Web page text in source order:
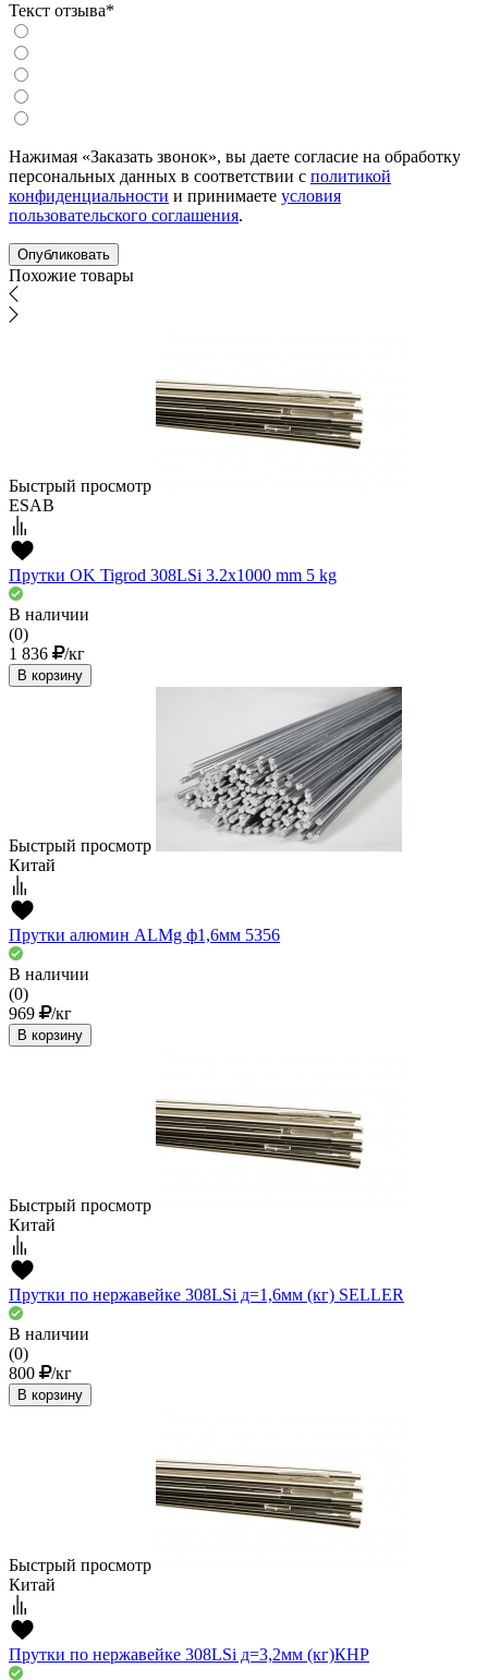
Текст отзыва*
Нажимая «Заказать звонок», вы даете согласие на обработку
персональных данных в соответствии с политикой
конфиденциальности и принимаете условия
пользовательского соглашения.
Похожие товары
Быстрый просмотр
ESAB
Прутки OK Tigrod 308LSi 3.2x1000 mm 5 kg
В наличии
(0)
1 836
/кг
В корзину
Быстрый просмотр
Китай
Прутки алюмин ALMg ф1,6мм 5356
В наличии
(0)
969
/кг
В корзину
Быстрый просмотр
Китай
Прутки по нержавейке 308LSi д=1,6мм (кг) SELLER
В наличии
(0)
800
/кг
В корзину
Быстрый просмотр
Китай
Прутки по нержавейке 308LSi д=3,2мм (кг)КНР